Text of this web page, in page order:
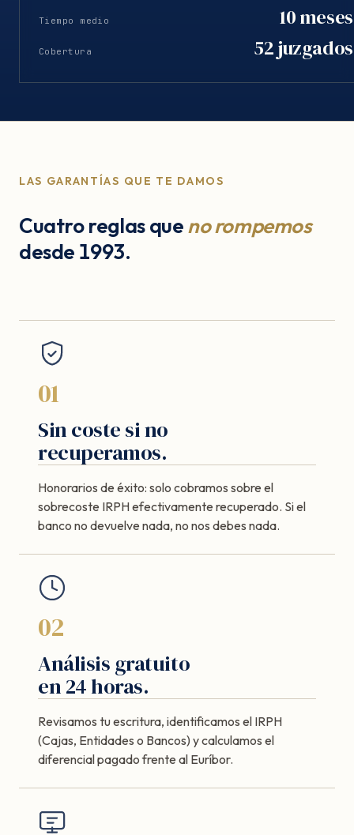
Tiempo medio 10 meses
Cobertura 52 juzgados
LAS GARANTÍAS QUE TE DAMOS
Cuatro reglas queno rompemos
desde 1993.
01
Sin coste si no
recuperamos.
Honorarios de éxito: solo cobramos sobre el
sobrecoste IRPH efectivamente recuperado. Si el
banco no devuelve nada, no nos debes nada.
02
Análisis gratuito
en 24 horas.
Revisamos tu escritura, identificamos el IRPH
(Cajas, Entidades o Bancos) y calculamos el
diferencial pagado frente al Euríbor.